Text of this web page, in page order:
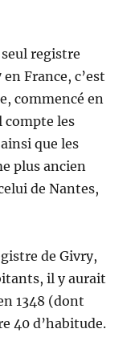
registre
France, c’est
commencé en
compte les
que les
plus ancien
de Nantes,
de Givry,
il y aurait
1348 (dont
40 d’habitude.